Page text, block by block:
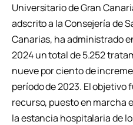
Universitario de Gran
adscrito a la Consejería de
Canarias, ha administrado
2024 un total de 5.252
nueve por ciento de
período de 2023. El
recurso, puesto en marcha
la estancia hospitalaria de